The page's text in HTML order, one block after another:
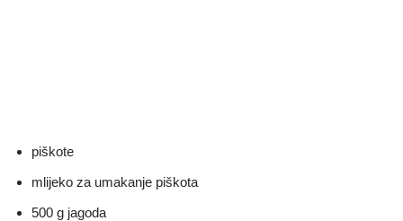
piškote
mlijeko za umakanje piškota
500 g jagoda